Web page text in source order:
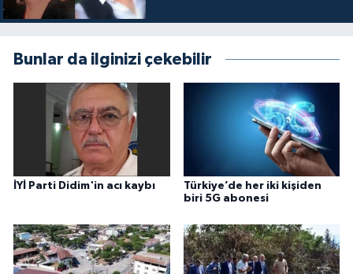
Bunlar da ilginizi çekebilir
İYİ Parti Didim'in acı kaybı
Türkiye’de her iki kişiden
biri 5G abonesi